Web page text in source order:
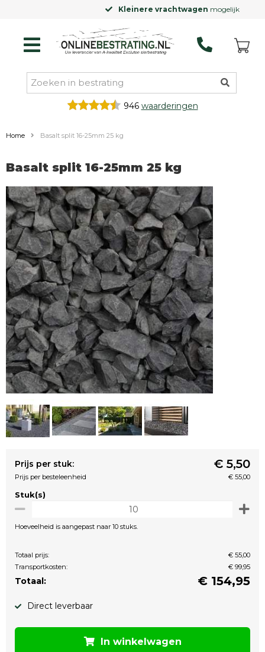
Kleinere vrachtwagenmogelijk
946 waarderingen
Home Basalt split 16-25mm 25 kg
Basalt split 16-25mm 25 kg
Prijs per stuk: € 5,50
Prijs per besteleenheid € 55,00
Stuk(s)
Hoeveelheid is aangepast naar 10 stuks.
Totaal prijs:
€ 55,00
Transportkosten:
€ 99,95
Totaal: € 154,95
Direct leverbaar
In winkelwagen